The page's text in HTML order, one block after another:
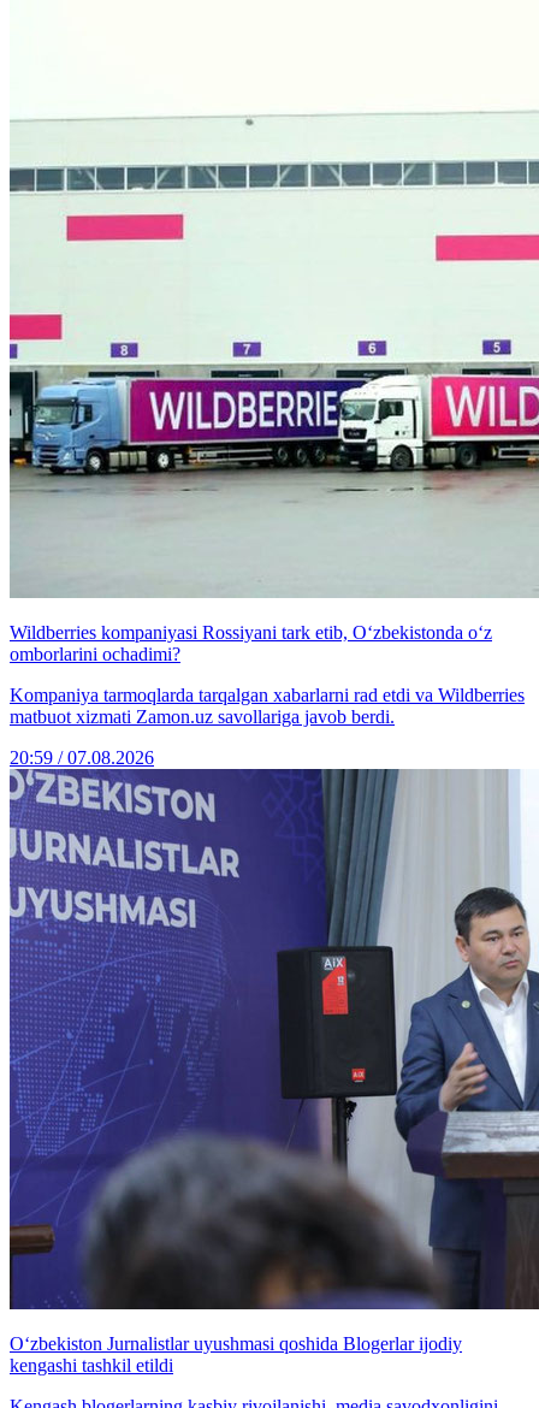
Wildberries kompaniyasi Rossiyani tark etib, O‘zbekistonda o‘z
omborlarini ochadimi?
Kompaniya tarmoqlarda tarqalgan xabarlarni rad etdi va Wildberries
matbuot xizmati Zamon.uz savollariga javob berdi.
20:59 / 07.08.2026
O‘zbekiston Jurnalistlar uyushmasi qoshida Blogerlar ijodiy
kengashi tashkil etildi